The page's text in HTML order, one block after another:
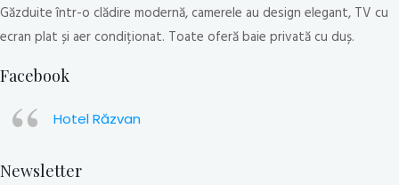
Găzduite într-o clădire modernă, camerele au design elegant, TV cu
ecran plat și aer condiționat. Toate oferă baie privată cu duș.
Facebook
Hotel Răzvan
Newsletter